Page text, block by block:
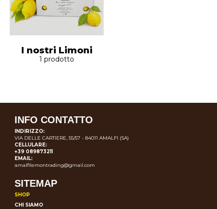
I nostri Limoni
1 prodotto
INFO CONTATTO
INDIRIZZO:
VIA DELLE CARTIERE, 55/57 - 84011 AMALFI (SA)
CELLULARE:
+39 089873211
EMAIL:
amalfilemontrading@gmail.com
SITEMAP
SHOP
CHI SIAMO